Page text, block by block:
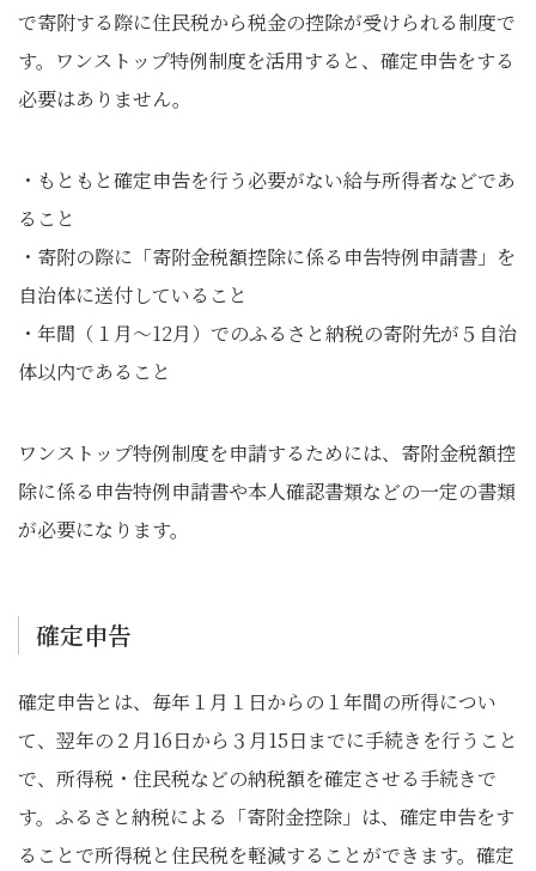
で寄附する際に住民税から税金の控除が受けられる制度で
す。ワンストップ特例制度を活用すると、確定申告をする
必要はありません。
・もともと確定申告を行う必要がない給与所得者などであ
ること
・寄附の際に「寄附金税額控除に係る申告特例申請書」を
自治体に送付していること
・年間（１月～12月）でのふるさと納税の寄附先が５自治
体以内であること
ワンストップ特例制度を申請するためには、寄附金税額控
除に係る申告特例申請書や本人確認書類などの一定の書類
が必要になります。
確定申告
確定申告とは、毎年１月１日からの１年間の所得につい
て、翌年の２月16日から３月15日までに手続きを行うこと
で、所得税・住民税などの納税額を確定させる手続きで
す。ふるさと納税による「寄附金控除」は、確定申告をす
ることで所得税と住民税を軽減することができます。確定